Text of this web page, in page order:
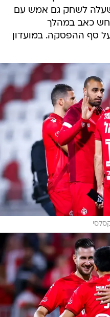
שעלה לשחק גם אמש עם
חש כאב במהלך
סף ההפסקה. במועדון